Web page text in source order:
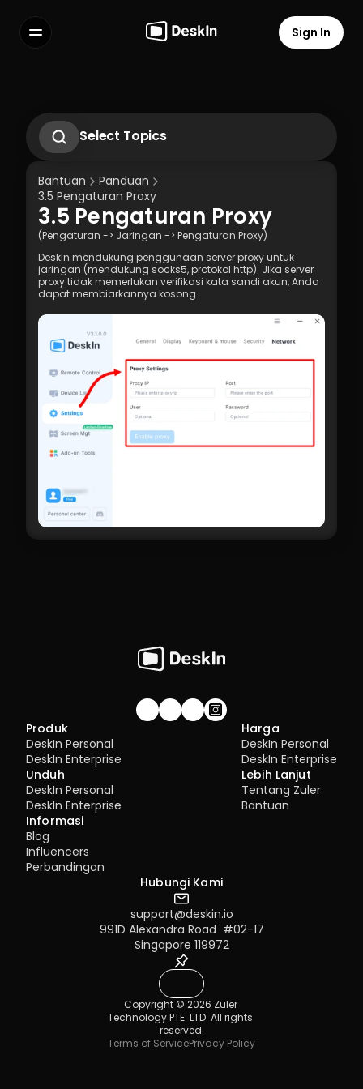
Terms of Service
Privacy Policy
Sign In
Select Topics
1.3 Menjalankan Aplikasi DeskIn
1.4 Daftar dan Masuk ke Aplikasi DeskIn
1.5 Pengaturan Izin Akses
Bantuan
Panduan
3.5 Pengaturan Proxy
3.5 Pengaturan Proxy
(Pengaturan -> Jaringan -> Pengaturan Proxy)
DeskIn mendukung penggunaan server proxy untuk
jaringan (mendukung socks5, protokol http). Jika server
proxy tidak memerlukan verifikasi kata sandi akun, Anda
dapat membiarkannya kosong.
Gabung komunitas!
Produk
DeskIn Personal
DeskIn Enterprise
Unduh
DeskIn Personal
DeskIn Enterprise
Harga
DeskIn Personal
DeskIn Enterprise
Lebih Lanjut
Tentang Zuler
Bantuan
Informasi
Blog
Influencers
Perbandingan
Hubungi Kami
support@deskin.io
991D Alexandra Road  #02-17
Singapore 119972
Copyright © 2026 Zuler
Technology PTE. LTD. All rights
reserved.
Terms of ServicePrivacy Policy